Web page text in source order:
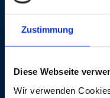
Zustimmung
Diese Webseite
Wir verwenden
IMAGE